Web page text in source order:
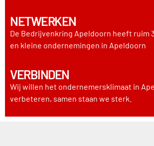
NETWERKEN
De Bedrijvenkring Apeldoorn heeft ruim
en kleine ondernemingen in Apeldoorn
VERBINDEN
Wij willen het ondernemersklimaat in
verbeteren, samen staan we sterk.